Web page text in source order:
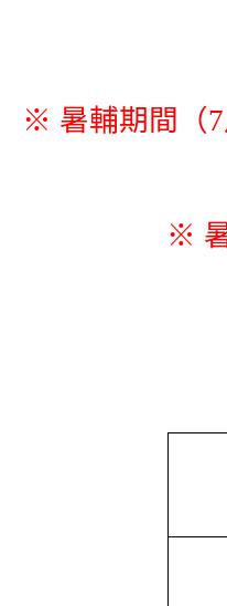
※ 暑輔期間（7
※